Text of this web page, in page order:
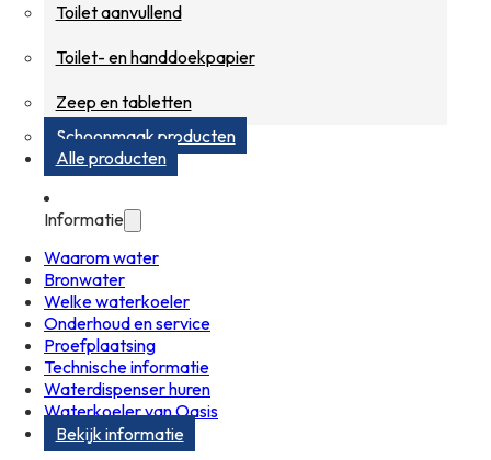
Toilet aanvullend
Toilet- en handdoekpapier
Zeep en tabletten
Schoonmaak producten
Alle producten
Informatie
Waarom water
Bronwater
Welke waterkoeler
Onderhoud en service
Proefplaatsing
Technische informatie
Waterdispenser huren
Waterkoeler van Oasis
Bekijk informatie